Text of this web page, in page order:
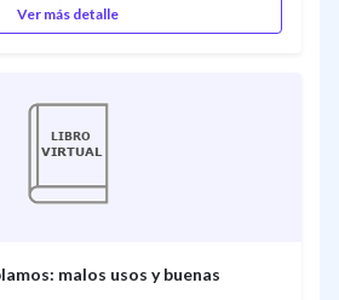
Ver más detalle
malos usos y buenas